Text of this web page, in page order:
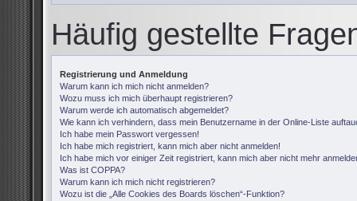
Häufig gestellte
Registrierung und Anmeldung
Warum kann ich mich nicht anmelden?
Wozu muss ich mich überhaupt registrieren?
Warum werde ich automatisch abgemeldet?
Wie kann ich verhindern, dass mein Benutzername in der Online-Liste
Ich habe mein Passwort vergessen!
Ich habe mich registriert, kann mich aber nicht anmelden!
Ich habe mich vor einiger Zeit registriert, kann mich aber nicht mehr
Was ist COPPA?
Warum kann ich mich nicht registrieren?
Wozu ist die „Alle Cookies des Boards löschen“-Funktion?